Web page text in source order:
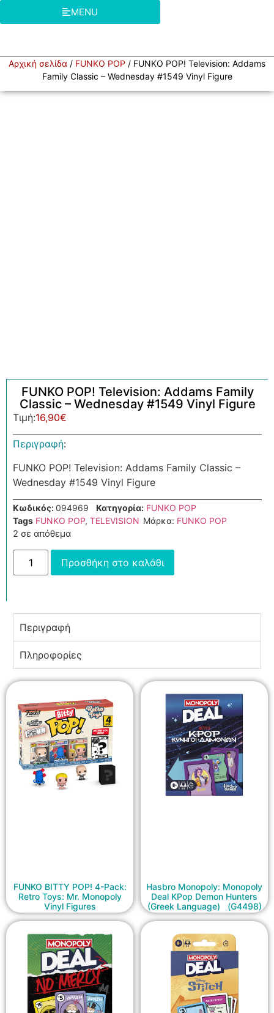
MENU
Αρχική σελίδα / FUNKO POP / FUNKO POP! Television: Addams
Family Classic – Wednesday #1549 Vinyl Figure
FUNKO POP! Television: Addams Family
Classic – Wednesday #1549 Vinyl Figure
Τιμή:16,90€
Περιγραφή:
FUNKO POP! Television: Addams Family Classic –
Wednesday #1549 Vinyl Figure
Κωδικός:094969 Κατηγορία: FUNKO POP
Tags FUNKO POP, TELEVISION Μάρκα: FUNKO POP
2 σε απόθεμα
Προσθήκη στο καλάθι
Περιγραφή
Πληροφορίες
FUNKO BITTY POP! 4-Pack:
Retro Toys: Mr. Monopoly
Vinyl Figures
Hasbro Monopoly: Monopoly
Deal KPop Demon Hunters
(Greek Language) (G4498)